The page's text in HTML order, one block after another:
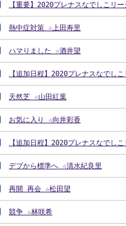
【重要】2020プレナスなでしこリ
熱中症対策 ☆上田寿里
ハマりました ☆酒井望
【追加日程】2020プレナスなでし
天然芝 ☆山田紅葉
お気に入り ☆向井彩香
【追加日程】2020プレナスなでし
デブから標準へ ☆清水紀良里
再開 再会 ☆松田望
競争 ☆林咲希